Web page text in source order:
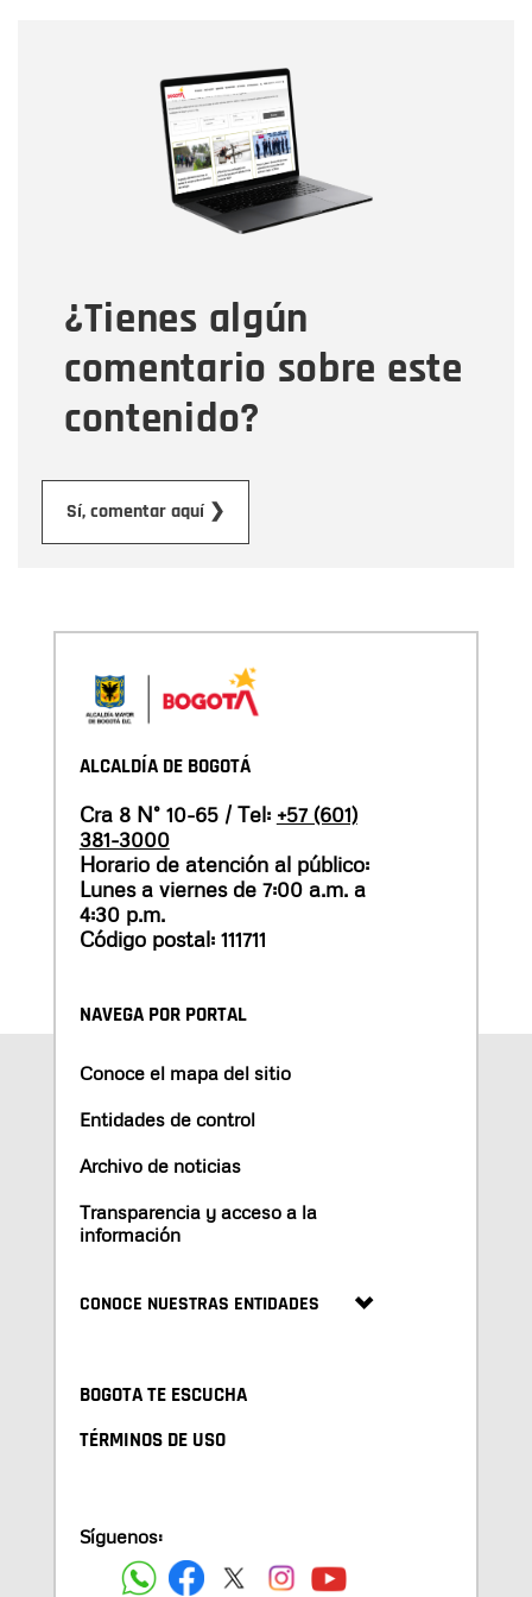
¿Tienes algún
comentario sobre este
contenido?
Sí, comentar aquí ❯
Correo electrónico
Tipo de comentario
Mensaje
ALCALDÍA DE BOGOTÁ
Cra 8 N° 10-65 / Tel: +57 (601)
381-3000
Horario de atención al público:
Lunes a viernes de 7:00 a.m. a
4:30 p.m.
Código postal: 111711
NAVEGA POR PORTAL
Conoce el mapa del sitio
Entidades de control
Archivo de noticias
Transparencia y acceso a la
información
CONOCE NUESTRAS ENTIDADES
BOGOTA TE ESCUCHA
TÉRMINOS DE USO
Síguenos: